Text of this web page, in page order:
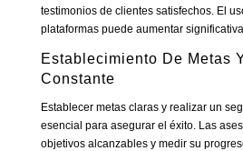
testimonios de clientes satisfechos. El
plataformas puede aumentar
Establecimiento De Metas
Constante
Establecer metas claras y realizar un
esencial para asegurar el éxito. Las
objetivos alcanzables y medir su